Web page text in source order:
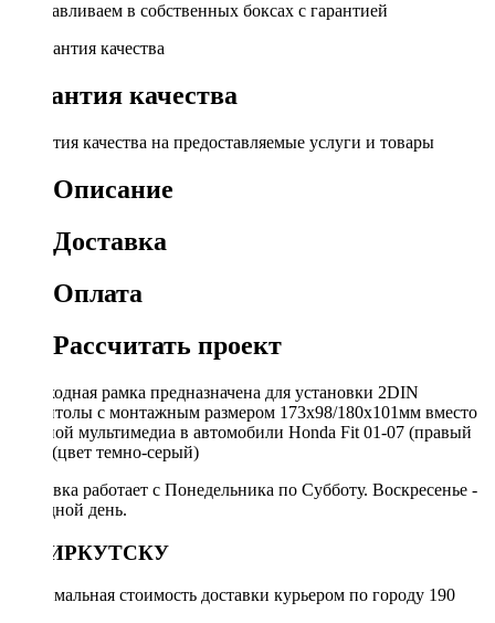
Устанавливаем в собственных боксах с гарантией
Гарантия качества
Гарантия качества на предоставляемые услуги и товары
Описание
Доставка
Оплата
Рассчитать проект
Переходная рамка предназначена для установки 2DIN
магнитолы с монтажным размером 173x98/180x101мм вместо
штатной мультимедиа в автомобили Honda Fit 01-07 (правый
руль) (цвет темно-серый)
Доставка работает с Понедельника по Субботу. Воскресенье -
выходной день.
ПО ИРКУТСКУ
Минимальная стоимость доставки курьером по городу 190